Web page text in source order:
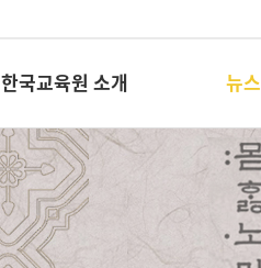
한국교육원 소개 뉴스